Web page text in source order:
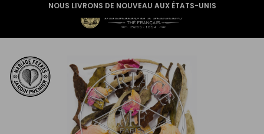
NOUS LIVRONS DE NOUVEAU AUX ÉTATS-UNIS